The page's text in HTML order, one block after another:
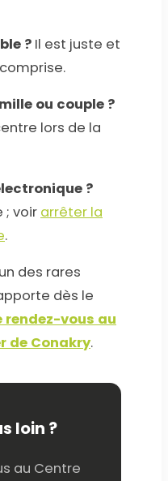
? Il est juste et
ou couple ?
lors de la
?
; voir arrêter la
.
des rares
dès le
rendez-vous au
de Conakry.
loin ?
au Centre